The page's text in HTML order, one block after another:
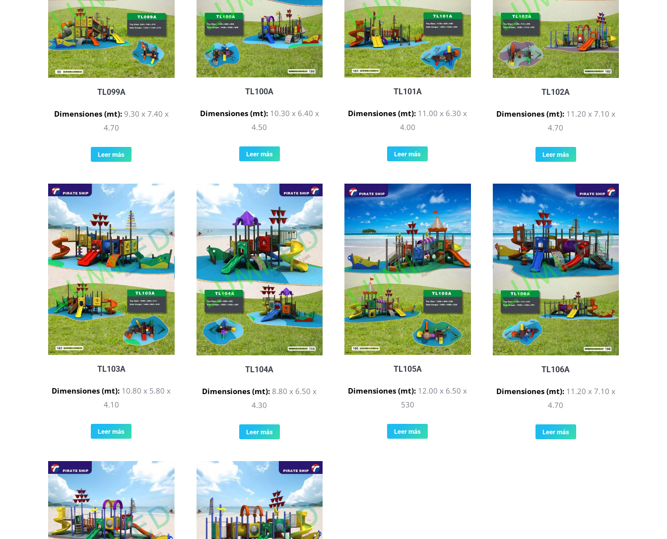
TL099A
Dimensiones (mt): 9.30 x 7.40 x
4.70
Leer más
TL100A
Dimensiones (mt): 10.30 x 6.40 x
4.50
Leer más
TL101A
Dimensiones (mt): 11.00 x 6.30 x
4.00
Leer más
TL102A
Dimensiones (mt): 11.20 x 7.10 x
4.70
Leer más
TL103A
Dimensiones (mt): 10.80 x 5.80 x
4.10
Leer más
TL104A
Dimensiones (mt): 8.80 x 6.50 x
4.30
Leer más
TL105A
Dimensiones (mt): 12.00 x 6.50 x
530
Leer más
TL106A
Dimensiones (mt): 11.20 x 7.10 x
4.70
Leer más